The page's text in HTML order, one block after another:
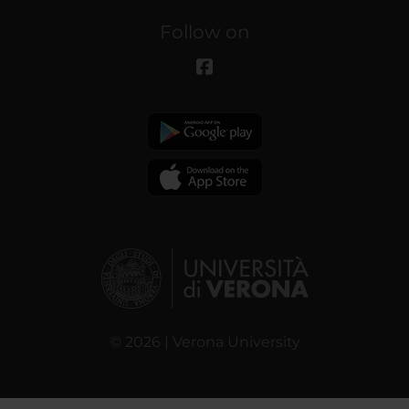
Follow on
© 2026 | Verona University